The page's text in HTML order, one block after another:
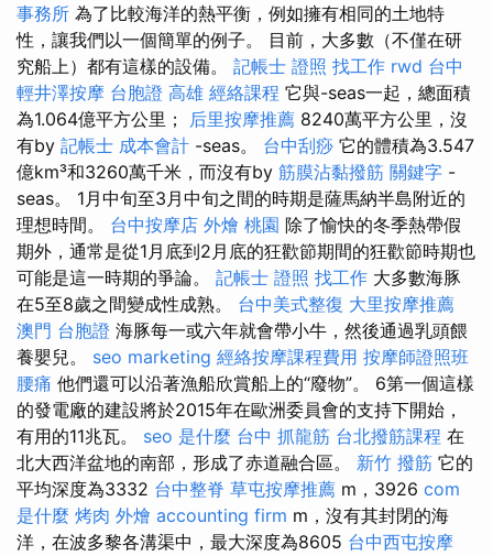
事務所 為了比較海洋的熱平衡，例如擁有相同的土地特
性，讓我們以一個簡單的例子。 目前，大多數（不僅在研
究船上）都有這樣的設備。 記帳士 證照 找工作 rwd 台中
輕井澤按摩 台胞證 高雄 經絡課程 它與-seas一起，總面積
為1.064億平方公里； 后里按摩推薦 8240萬平方公里，沒
有by 記帳士 成本會計 -seas。 台中刮痧 它的體積為3.547
億km³和3260萬千米，而沒有by 筋膜沾黏撥筋 關鍵字 -
seas。 1月中旬至3月中旬之間的時期是薩馬納半島附近的
理想時間。 台中按摩店 外燴 桃園 除了愉快的冬季熱帶假
期外，通常是從1月底到2月底的狂歡節期間的狂歡節時期也
可能是這一時期的爭論。 記帳士 證照 找工作 大多數海豚
在5至8歲之間變成性成熟。 台中美式整復 大里按摩推薦
澳門 台胞證 海豚每一或六年就會帶小牛，然後通過乳頭餵
養嬰兒。 seo marketing 經絡按摩課程費用 按摩師證照班
腰痛 他們還可以沿著漁船欣賞船上的“廢物”。 6第一個這樣
的發電廠的建設將於2015年在歐洲委員會的支持下開始，
有用的11兆瓦。 seo 是什麼 台中 抓龍筋 台北撥筋課程 在
北大西洋盆地的南部，形成了赤道融合區。 新竹 撥筋 它的
平均深度為3332 台中整脊 草屯按摩推薦 m，3926 com
是什麼 烤肉 外燴 accounting firm m，沒有其封閉的海
洋，在波多黎各溝渠中，最大深度為8605 台中西屯按摩